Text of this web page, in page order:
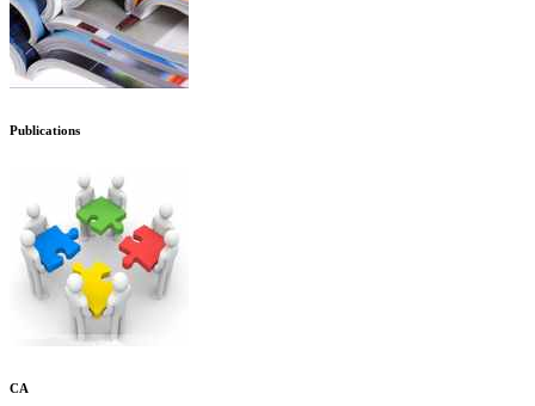
Publications
CA